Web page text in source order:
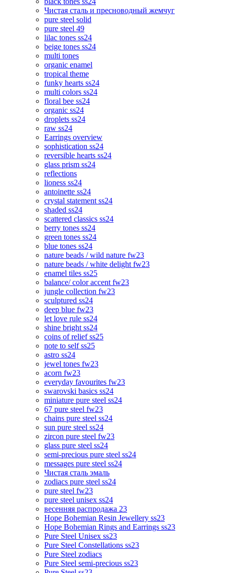
Чистая сталь и пресноводный жемчуг
pure steel solid
pure steel 49
lilac tones ss24
beige tones ss24
multi tones
organic enamel
tropical theme
funky hearts ss24
multi colors ss24
floral bee ss24
organic ss24
droplets ss24
raw ss24
Earrings overview
sophistication ss24
reversible hearts ss24
glass prism ss24
reflections
lioness ss24
antoinette ss24
crystal statement ss24
shaded ss24
scattered classics ss24
berry tones ss24
green tones ss24
blue tones ss24
nature beads / wild nature fw23
nature beads / white delight fw23
enamel tiles ss25
balance/ color accent fw23
jungle collection fw23
sculptured ss24
deep blue fw23
let love rule ss24
shine bright ss24
coins of relief ss25
note to self ss25
astro ss24
jewel tones fw23
acorn fw23
everyday favourites fw23
swarovski basics ss24
miniature pure steel ss24
67 pure steel fw23
chains pure steel ss24
sun pure steel ss24
zircon pure steel fw23
glass pure steel ss24
semi-precious pure steel ss24
messages pure steel ss24
Чистая сталь эмаль
zodiacs pure steel ss24
pure steel fw23
pure steel unisex ss24
весенняя распродажа 23
Hope Bohemian Resin Jewellery ss23
Hope Bohemian Rings and Earrings ss23
Pure Steel Unisex ss23
Pure Steel Constellations ss23
Pure Steel zodiacs
Pure Steel semi-precious ss23